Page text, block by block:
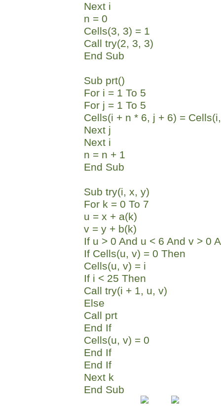
Next i
n = 0
Cells(3, 3) = 1
Call try(2, 3, 3)
End Sub
Sub prt()
For i = 1 To 5
For j = 1 To 5
Cells(i + n * 6, j + 6) =
Next j
Next i
n = n + 1
End Sub
Sub try(i, x, y)
For k = 0 To 7
u = x + a(k)
v = y + b(k)
If u > 0 And u < 6 And v > 0
If Cells(u, v) = 0 Then
Cells(u, v) = i
If i < 25 Then
Call try(i + 1, u, v)
Else
Call prt
End If
Cells(u, v) = 0
End If
End If
Next k
End Sub